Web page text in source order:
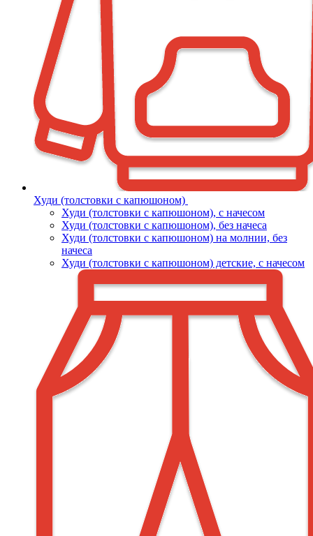
Худи (толстовки с капюшоном)
Худи (толстовки c капюшоном), с начесом
Худи (толстовки c капюшоном), без начеса
Худи (толстовки с капюшоном) на молнии, без
начеса
Худи (толстовки c капюшоном) детские, с начесом